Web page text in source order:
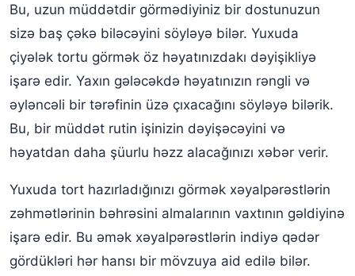
Bu, uzun müddətdir görmədiyiniz bir dostunuzun
sizə baş çəkə biləcəyini söyləyə bilər. Yuxuda
çiyələk tortu görmək öz həyatınızdakı dəyişikliyə
işarə edir. Yaxın gələcəkdə həyatınızın rəngli və
əyləncəli bir tərəfinin üzə çıxacağını söyləyə bilərik.
Bu, bir müddət rutin işinizin dəyişəcəyini və
həyatdan daha şüurlu həzz alacağınızı xəbər verir.
Yuxuda tort hazırladığınızı görmək xəyalpərəstlərin
zəhmətlərinin bəhrəsini almalarının vaxtının gəldiyinə
işarə edir. Bu əmək xəyalpərəstlərin indiyə qədər
gördükləri hər hansı bir mövzuya aid edilə bilər.